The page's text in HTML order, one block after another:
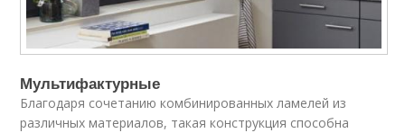
Мультифактурные
Благодаря сочетанию комбинированных ламелей из
различных материалов, такая конструкция способна